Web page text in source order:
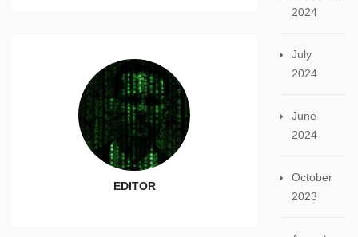
EDITOR
2024
July
2024
June
2024
October
2023